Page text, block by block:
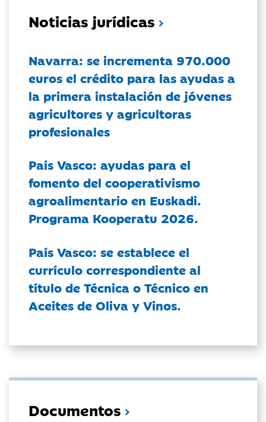
Noticias jurídicas
Navarra: se incrementa 970.000
euros el crédito para las ayudas a
la primera instalación de jóvenes
agricultores y agricultoras
profesionales
País Vasco: ayudas para el
fomento del cooperativismo
agroalimentario en Euskadi.
Programa Kooperatu 2026.
País Vasco: se establece el
currículo correspondiente al
título de Técnica o Técnico en
Aceites de Oliva y Vinos.
Documentos